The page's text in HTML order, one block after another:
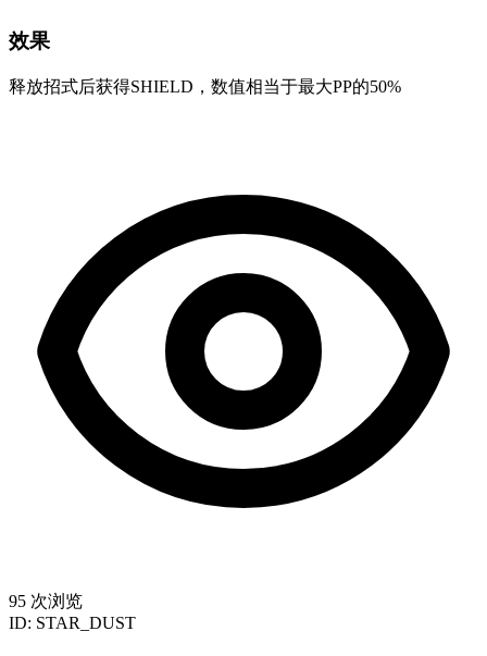
效果
释放招式后获得SHIELD，数值相当于最大PP的50%
95 次浏览
ID: STAR_DUST